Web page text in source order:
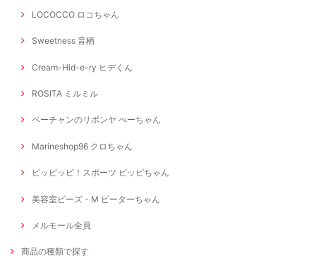
LOCOCCO ロコちゃん
Sweetness 音栖
Cream-Hid-e-ry ヒデくん
ROSITA ミルミル
ペーチャンのリボンヤ ぺーちゃん
Marineshop96 クロちゃん
ピッピッピ！スポーツ ピッピちゃん
美容室ビーズ・M ピーターちゃん
メルモール全員
商品の種類で探す